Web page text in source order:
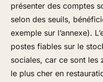
présenter des comptes
selon des seuils,
exemple sur l’annexe).
postes fiables sur le
sociales, car ce sont les
le plus cher en